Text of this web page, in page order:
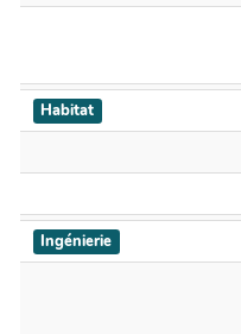
Habitat
Ingénierie